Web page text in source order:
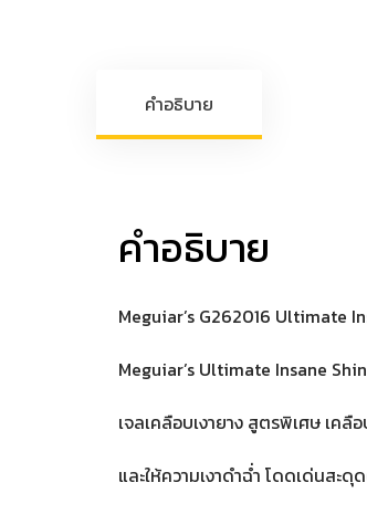
คำอธิบาย
คำอธิบาย
Meguiar’s G262016 Ultimate
Meguiar’s Ultimate Insane
เจลเคลือบเงายาง สูตรพิเศษ เคลื
และให้ความเงาดำฉ่ำ โดดเด่นสะ